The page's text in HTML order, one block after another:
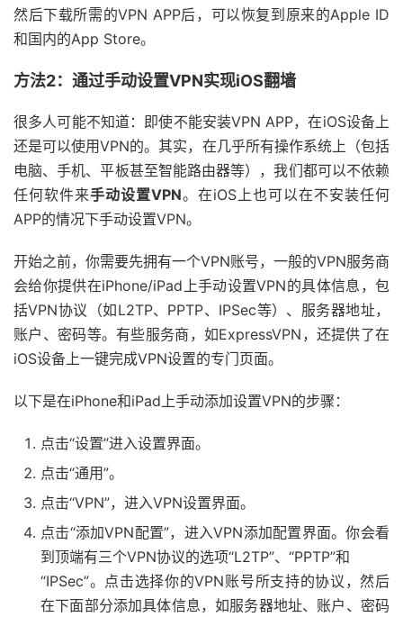
然后下载所需的VPN APP后，可以恢复到原来的Apple ID
和国内的App Store。
方法2：通过手动设置VPN实现iOS翻墙
很多人可能不知道：即使不能安装VPN APP，在iOS设备上
还是可以使用VPN的。其实，在几乎所有操作系统上（包括
电脑、手机、平板甚至智能路由器等），我们都可以不依赖
任何软件来手动设置VPN。在iOS上也可以在不安装任何
APP的情况下手动设置VPN。
开始之前，你需要先拥有一个VPN账号，一般的VPN服务商
会给你提供在iPhone/iPad上手动设置VPN的具体信息，包
括VPN协议（如L2TP、PPTP、IPSec等）、服务器地址，
账户、密码等。有些服务商，如ExpressVPN，还提供了在
iOS设备上一键完成VPN设置的专门页面。
以下是在iPhone和iPad上手动添加设置VPN的步骤：
点击“设置”进入设置界面。
点击“通用”。
点击“VPN”，进入VPN设置界面。
点击“添加VPN配置”，进入VPN添加配置界面。你会看
到顶端有三个VPN协议的选项“L2TP”、“PPTP”和
“IPSec”。点击选择你的VPN账号所支持的协议，然后
在下面部分添加具体信息，如服务器地址、账户、密码